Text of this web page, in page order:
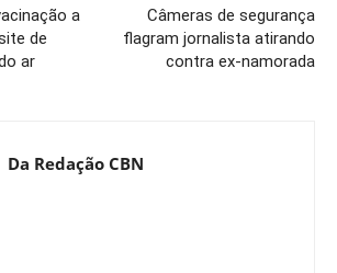
a
de
ar
Câmeras de segurança
flagram jornalista atirando
contra ex-namorada
Da Redação CBN